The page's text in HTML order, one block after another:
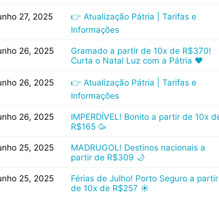
27, 2025
👉 Atualização Pátria | Tarifas e
Informações
26, 2025
Gramado a partir de 10x de R$370!
Curta o Natal Luz com a Pátria ❤
26, 2025
👉 Atualização Pátria | Tarifas e
Informações
26, 2025
IMPERDÍVEL! Bonito a partir de 10x
R$165 🥳
25, 2025
MADRUGOL! Destinos nacionais a
partir de R$309 🌙
25, 2025
Férias de Julho! Porto Seguro a partir
de 10x de R$257 ☀